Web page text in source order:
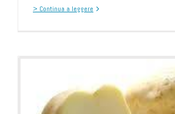
> Continua a leggere